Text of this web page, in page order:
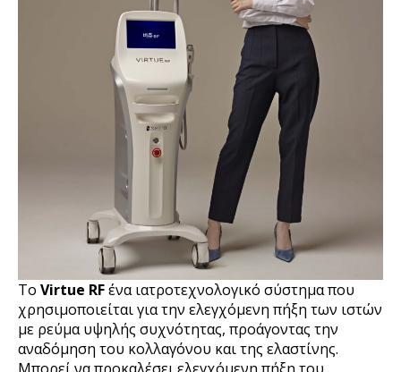
Το Virtue RFένα ιατροτεχνολογικό σύστημα που
χρησιμοποιείται για την ελεγχόμενη πήξη των ιστών
με ρεύμα υψηλής συχνότητας, προάγοντας την
αναδόμηση του κολλαγόνου και της ελαστίνης.
Μπορεί να προκαλέσει ελεγχόμενη πήξη του